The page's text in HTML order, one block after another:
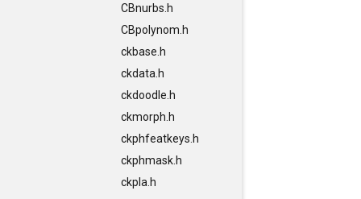
CBnurbs.h
CBpolynom.h
ckbase.h
ckdata.h
ckdoodle.h
ckmorph.h
ckphfeatkeys.h
ckphmask.h
ckpla.h